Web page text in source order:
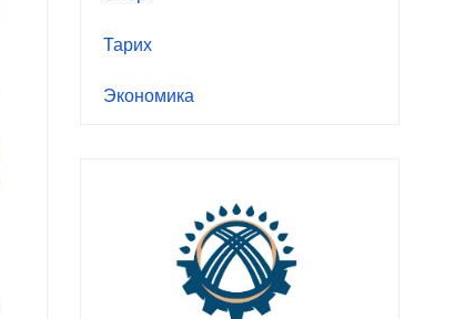
Тарих
Экономика